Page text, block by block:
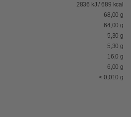
2836 kJ / 689 kcal
68,00 g
64,00 g
5,30 g
5,30 g
16,0 g
6,00 g
< 0,010 g